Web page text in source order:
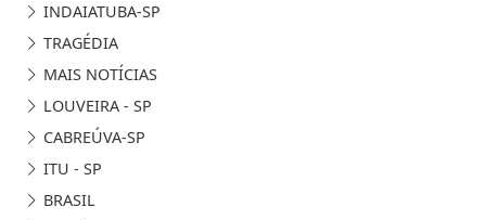
INDAIATUBA-SP
TRAGÉDIA
MAIS NOTÍCIAS
LOUVEIRA - SP
CABREÚVA-SP
ITU - SP
BRASIL